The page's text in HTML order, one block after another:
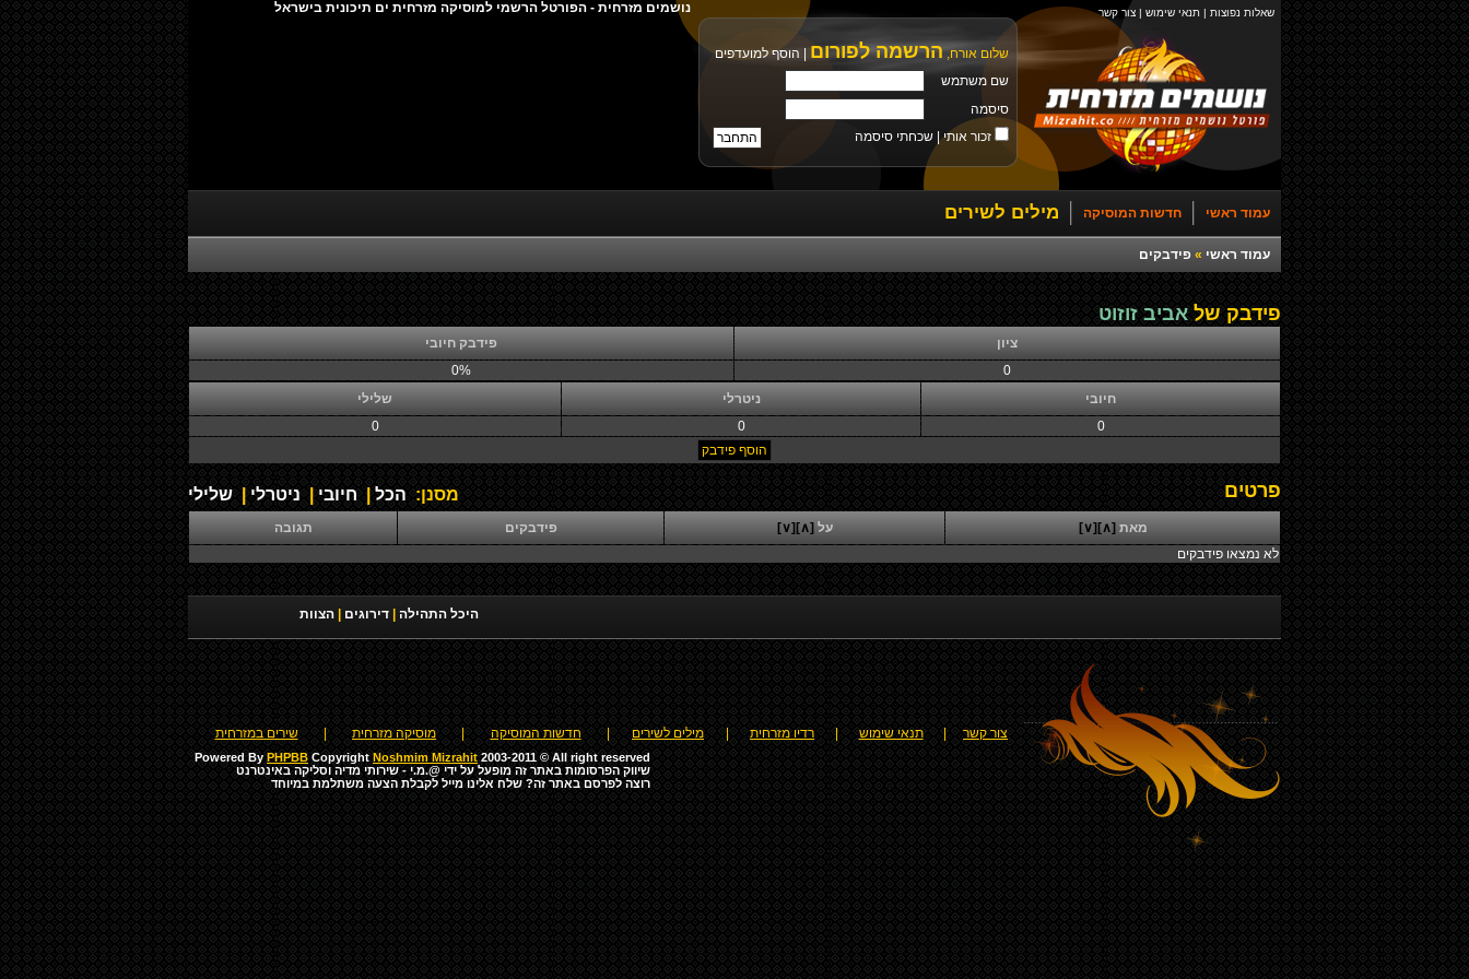
שאלות נפוצות | תנאי שימוש | צור קשר
שלום אורח, הרשמה לפורום
הוסף למועדפים
שם משתמש
סיסמה
זכור אותי |שכחתי סיסמה
נושמים מזרחית - הפורטל הרשמי למוסיקה מזרחית ים תיכונית בישראל
עמוד ראשי חדשות המוסיקה מילים לשירים
עמוד ראשי » פידבקים
פידבק של אביב זוזוט
ציון
פידבק חיובי
0
0%
חיובי
ניטרלי
שלילי
0
0
0
מסנן: הכל חיובי ניטרלי שלילי פרטים
מאת [∧]
[∨] על [∧]
[∨] פידבקים
תגובה
לא נמצאו פידבקים
היכל התהילה דירוגים הצוות
צור קשר תנאי שימוש רדיו מזרחית מילים לשירים חדשות המוסיקה מוסיקה מזרחית שירים במזרחית
Powered By PHPBB Copyright Noshmim Mizrahit 2003-2011 © All right reserved
שיווק הפרסומות באתר זה מופעל על ידי @.מ.י - שירותי מדיה וסליקה באינטרנט
רוצה לפרסם באתר זה? שלח אלינו מייל לקבלת הצעה משתלמת במיוחד